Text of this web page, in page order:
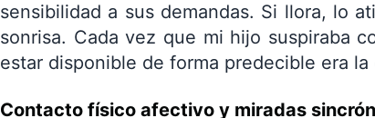
sensibilidad a sus demandas. Si llora, lo
sonrisa. Cada vez que mi hijo suspiraba
estar disponible de forma predecible era la
Contacto físico afectivo y miradas